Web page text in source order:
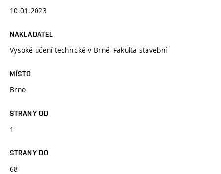
10.01.2023
NAKLADATEL
Vysoké učení technické v Brně, Fakulta stavební
MÍSTO
Brno
STRANY OD
1
STRANY DO
68